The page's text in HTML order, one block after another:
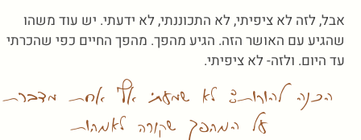
אבל, לזה לא ציפיתי, לא התכוננתי, לא ידעתי. יש עוד משהו
שהגיע עם האושר הזה. הגיע מהפך. מהפך החיים כפי שהכרתי
עד היום. ולזה- לא ציפיתי.
הכנה להורות: לא שמעתי אף אחת מדברת
על המהפך שקורה לאמהות